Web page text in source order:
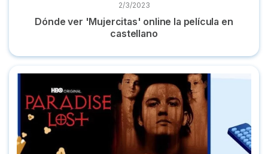
2/3/2023
Dónde ver 'Mujercitas' online la película en
castellano
Top documentales true crime de Netflix, HBO Max,